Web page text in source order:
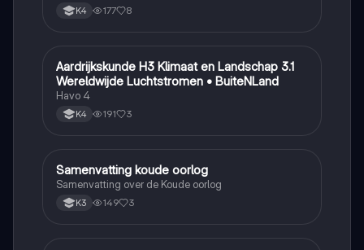
K4 177 8
Aardrijkskunde
Aardrijkskunde H3 Klimaat en Landschap 3.1
Wereldwijde Luchtstromen • BuiteNLand
Havo 4
K4 191 3
Geschiedenis
Samenvatting koude oorlog
Samenvatting over de Koude oorlog
K3 149 3